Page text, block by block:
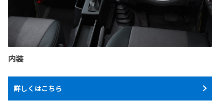
内装
詳しくはこちら